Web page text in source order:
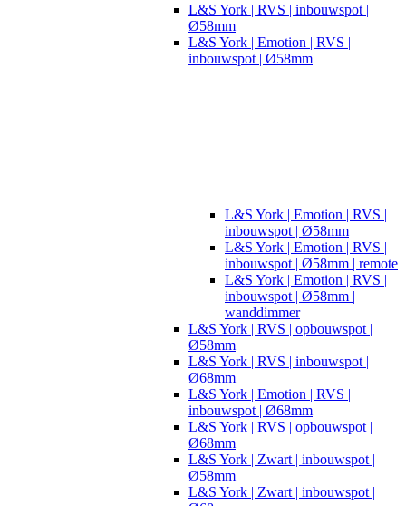
L&S York | RVS | inbouwspot |
Ø58mm
L&S York | Emotion | RVS |
inbouwspot | Ø58mm
L&S York | Emotion | RVS |
inbouwspot | Ø58mm
L&S York | Emotion | RVS |
inbouwspot | Ø58mm | remote
L&S York | Emotion | RVS |
inbouwspot | Ø58mm |
wanddimmer
L&S York | RVS | opbouwspot |
Ø58mm
L&S York | RVS | inbouwspot |
Ø68mm
L&S York | Emotion | RVS |
inbouwspot | Ø68mm
L&S York | RVS | opbouwspot |
Ø68mm
L&S York | Zwart | inbouwspot |
Ø58mm
L&S York | Zwart | inbouwspot |